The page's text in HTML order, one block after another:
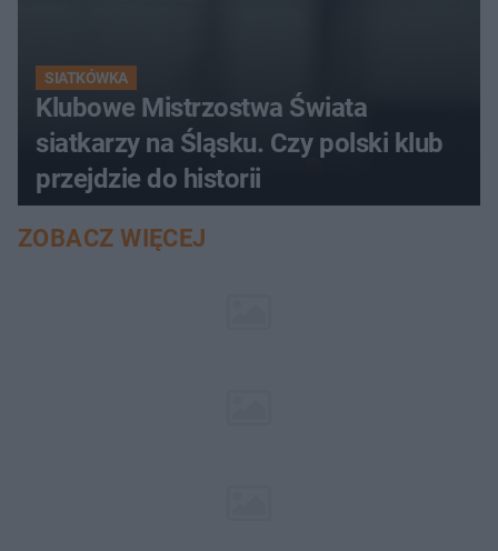
SIATKÓWKA
Klubowe Mistrzostwa Świata
siatkarzy na Śląsku. Czy polski klub
przejdzie do historii
ZOBACZ WIĘCEJ